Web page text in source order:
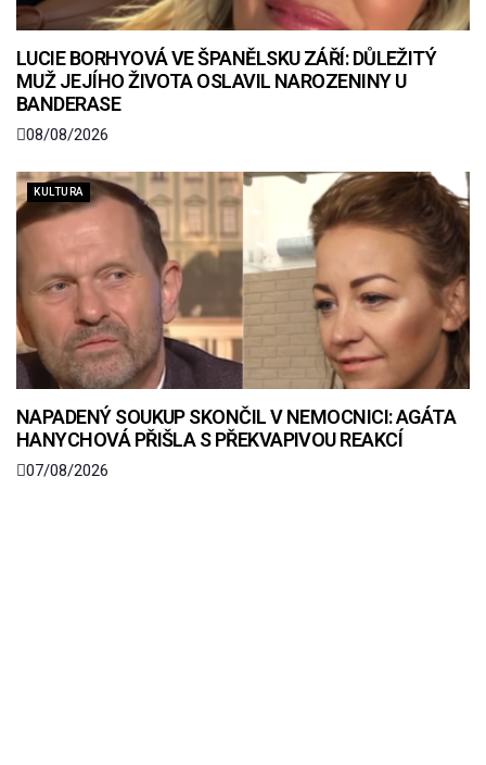
LUCIE BORHYOVÁ VE ŠPANĚLSKU ZÁŘÍ: DŮLEŽITÝ
MUŽ JEJÍHO ŽIVOTA OSLAVIL NAROZENINY U
BANDERASE
08/08/2026
KULTURA
NAPADENÝ SOUKUP SKONČIL V NEMOCNICI: AGÁTA
HANYCHOVÁ PŘIŠLA S PŘEKVAPIVOU REAKCÍ
07/08/2026